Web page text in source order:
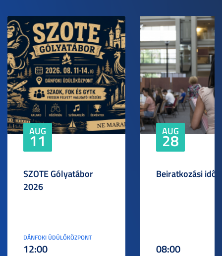
AUG
11
SZOTE Gólyatábor
2026
DÁNFOKI ÜDÜLŐKÖZPONT
12:00
AUG
28
Beiratkozási
08:00